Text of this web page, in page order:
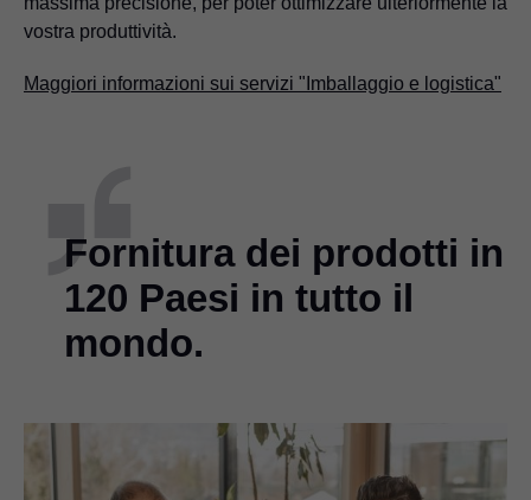
vostra produttività.
Maggiori informazioni sui servizi "Imballaggio e logistica"
Fornitura dei prodotti in
120 Paesi in tutto il
mondo.